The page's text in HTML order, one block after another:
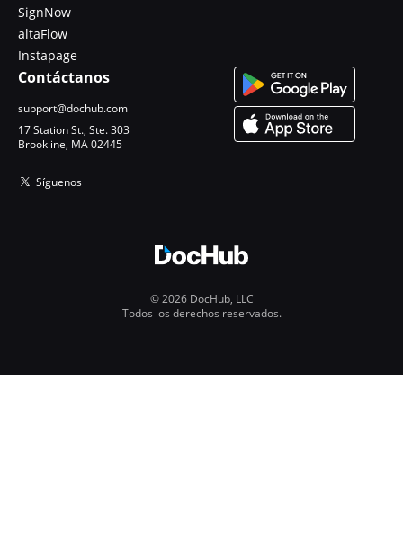
SignNow
altaFlow
Instapage
Contáctanos
support@dochub.com
17 Station St., Ste. 303
Brookline, MA 02445
Síguenos
© 2026 DocHub, LLC
Todos los derechos reservados.